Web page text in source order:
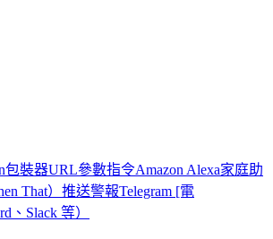
包裝器URL參數指令Amazon Alexa家庭助
That） 推送警報Telegram [電
、Slack 等）